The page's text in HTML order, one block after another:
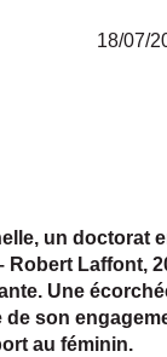
18/07/
un doctorat
Robert Laffont,
Une
de son
au féminin.